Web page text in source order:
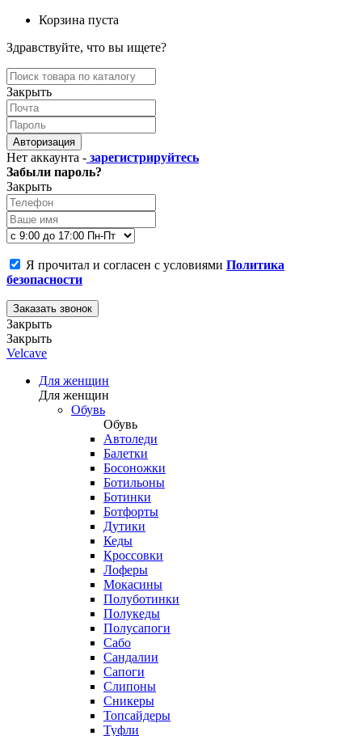
Корзина пуста
Здравствуйте, что вы ищете?
Закрыть
Авторизация
Нет аккаунта - зарегистрируйтесь
Забыли пароль?
Закрыть
Я прочитал и согласен с условиями Политика
безопасности
Заказать звонок
Закрыть
Закрыть
Velcave
Для женщин
Для женщин
Обувь
Обувь
Автоледи
Балетки
Босоножки
Ботильоны
Ботинки
Ботфорты
Дутики
Кеды
Кроссовки
Лоферы
Мокасины
Полуботинки
Полукеды
Полусапоги
Сабо
Сандалии
Сапоги
Слипоны
Сникеры
Топсайдеры
Туфли